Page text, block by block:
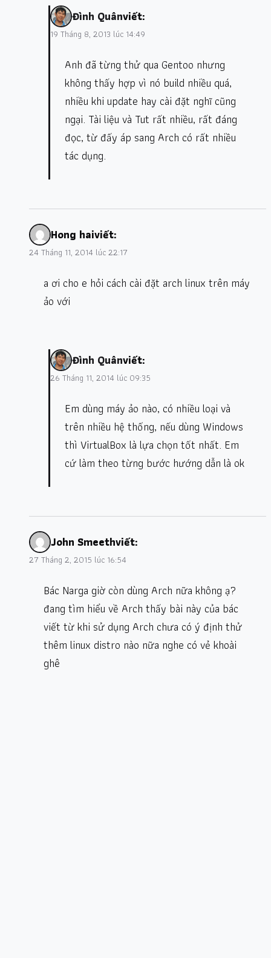
Đình Quânviết:
19 Tháng 8, 2013 lúc 14:49
Anh đã từng thử qua Gentoo nhưng
không thấy hợp vì nó build nhiều quá,
nhiều khi update hay cài đặt nghĩ cũng
ngại. Tài liệu và Tut rất nhiều, rất đáng
đọc, từ đấy áp sang Arch có rất nhiều
tác dụng.
Hong haiviết:
24 Tháng 11, 2014 lúc 22:17
a ơi cho e hỏi cách cài đặt arch linux trên máy
ảo với
Đình Quânviết:
26 Tháng 11, 2014 lúc 09:35
Em dùng máy ảo nào, có nhiều loại và
trên nhiều hệ thống, nếu dùng Windows
thì VirtualBox là lựa chọn tốt nhất. Em
cứ làm theo từng bước hướng dẫn là ok
John Smeethviết:
27 Tháng 2, 2015 lúc 16:54
Bác Narga giờ còn dùng Arch nữa không ạ?
đang tìm hiểu về Arch thấy bài này của bác
viết từ khi sử dụng Arch chưa có ý định thử
thêm linux distro nào nữa nghe có vẻ khoài
ghê